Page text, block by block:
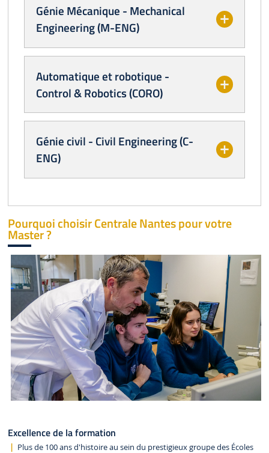
Génie Mécanique - Mechanical
Engineering (M-ENG)
Automatique et robotique -
Control & Robotics (CORO)
Génie civil - Civil Engineering (C-
ENG)
Pourquoi choisir Centrale Nantes pour votre
Master ?
Excellence de la formation
Plus de 100 ans d'histoire au sein du prestigieux groupe des Écoles